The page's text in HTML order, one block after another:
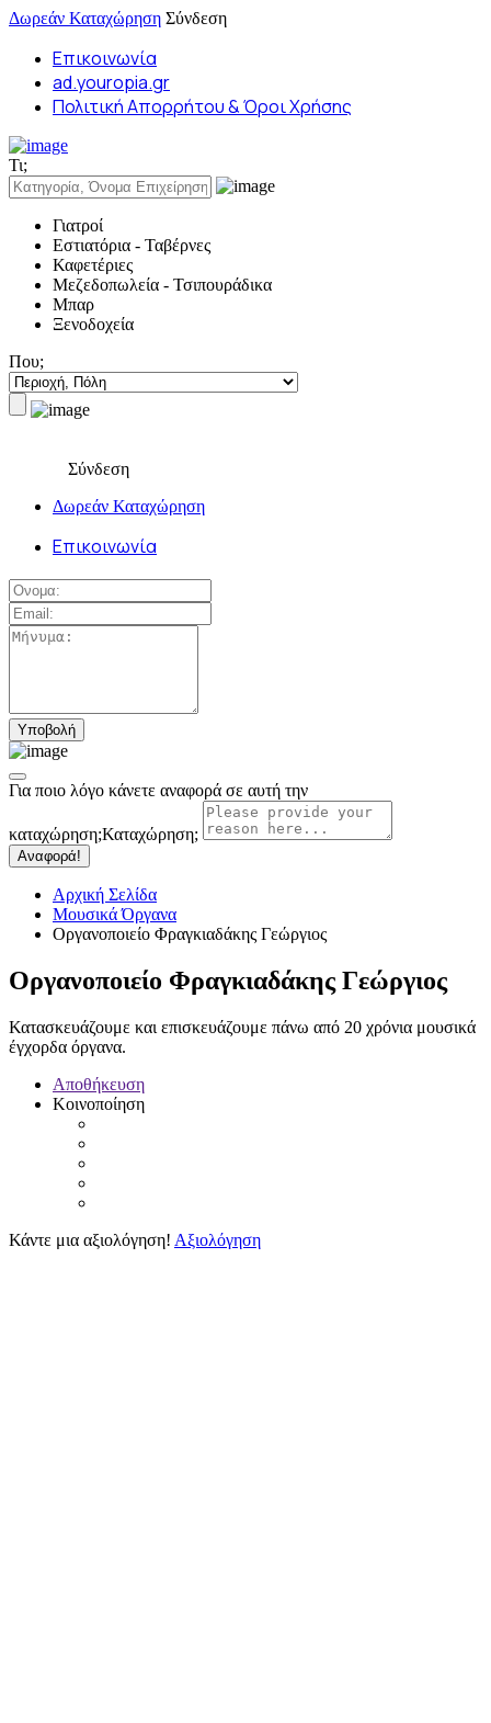
Δωρεάν Καταχώρηση Σύνδεση
Επικοινωνία
ad.youropia.gr
Πολιτική Απορρήτου & Όροι Χρήσης
Τι;
Γιατροί
Εστιατόρια - Ταβέρνες
Καφετέριες
Μεζεδοπωλεία - Τσιπουράδικα
Μπαρ
Ξενοδοχεία
Που;
Σύνδεση
Δωρεάν Καταχώρηση
Επικοινωνία
Για ποιο λόγο κάνετε αναφορά σε αυτή την
καταχώρηση;Καταχώρηση;
Αναφορά!
Αρχική Σελίδα
Μουσικά Όργανα
Οργανοποιείο Φραγκιαδάκης Γεώργιος
Οργανοποιείο Φραγκιαδάκης Γεώργιος
Κατασκευάζουμε και επισκευάζουμε πάνω από 20 χρόνια μουσικά
έγχορδα όργανα.
Αποθήκευση
Κοινοποίηση
Κάντε μια αξιολόγηση! Αξιολόγηση